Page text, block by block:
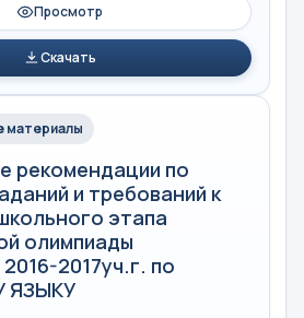
Просмотр
Скачать
рекомендации по
и требований к
этапа
олимпиады
2017уч.г. по
ЯЗЫКУ